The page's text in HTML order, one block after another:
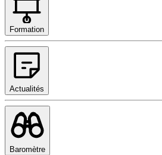
Formation
Actualités
Baromètre